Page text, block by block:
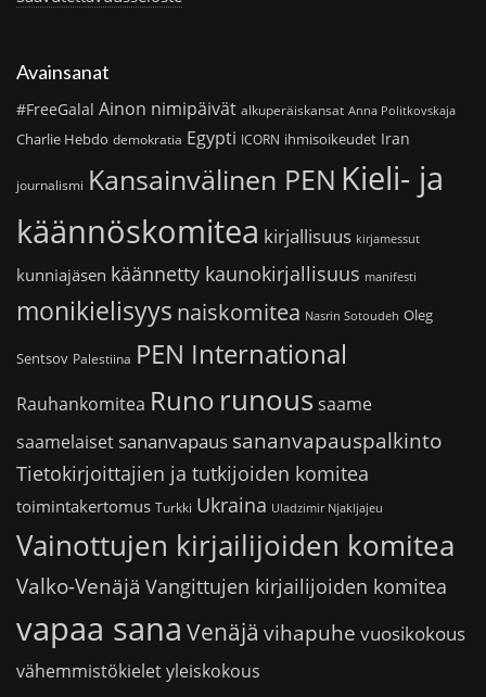
Avainsanat
#FreeGalal Ainon nimipäivät alkuperäiskansat Anna Politkovskaja
Charlie Hebdo demokratia Egypti ICORN ihmisoikeudet Iran
journalismi Kansainvälinen PEN Kieli- ja
käännöskomitea kirjallisuus kirjamessut
kunniajäsen käännetty kaunokirjallisuus manifesti
monikielisyys naiskomitea Nasrin Sotoudeh Oleg
Sentsov Palestiina PEN International
Rauhankomitea Runo runoussaame
saamelaiset sananvapaus sananvapauspalkinto
Tietokirjoittajien ja tutkijoiden komitea
toimintakertomus Turkki Ukraina Uladzimir Njakljajeu
Vainottujen kirjailijoiden komitea
Valko-Venäjä Vangittujen kirjailijoiden komitea
vapaa sana Venäjä vihapuhe vuosikokous
vähemmistökieletyleiskokous